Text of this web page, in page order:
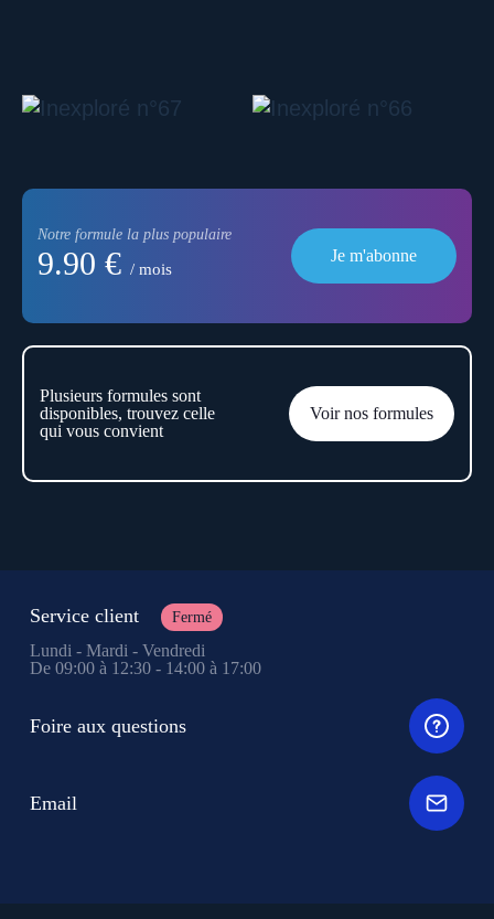
Notre formule la plus populaire
9.90 € / mois
Je m'abonne
Plusieurs formules sont
disponibles, trouvez celle
qui vous convient
Voir nos formules
Service client Fermé
Lundi - Mardi - Vendredi
De 09:00 à 12:30 - 14:00 à 17:00
Foire aux questions
Email